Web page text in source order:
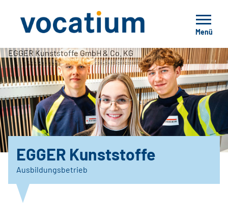
Menü
EGGER Kunststoffe GmbH & Co. KG
EGGER Kunststoffe
Ausbildungsbetrieb